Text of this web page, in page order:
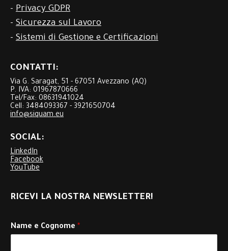
- Privacy GDPR
- Sicurezza sul Lavoro
- Sistemi di Gestione e Certificazioni
CONTATTI:
Via G. Saragat, 51 - 67051 Avezzano (AQ)
P. IVA: 01967870666
Tel/Fax: 08631941024
Cell: 3484093367 - 3921650704
info@siquam.eu
SOCIAL:
LinkedIn
Facebook
YouTube
RICEVI LA NOSTRA NEWSLETTER!
Name e Cognome *